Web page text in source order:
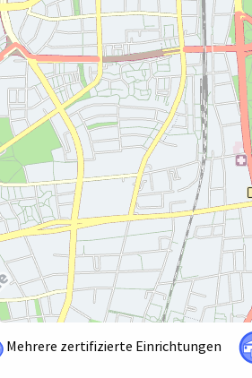
Mehrere zertifizierte Einrichtungen